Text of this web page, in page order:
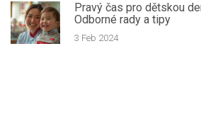
Pravý čas pro dětskou
Odborné rady a tipy
3 Feb 2024